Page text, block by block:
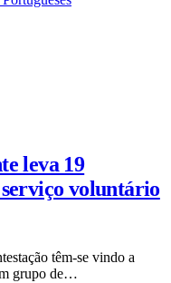
leva 19
voluntário
têm-se vindo a
grupo de…